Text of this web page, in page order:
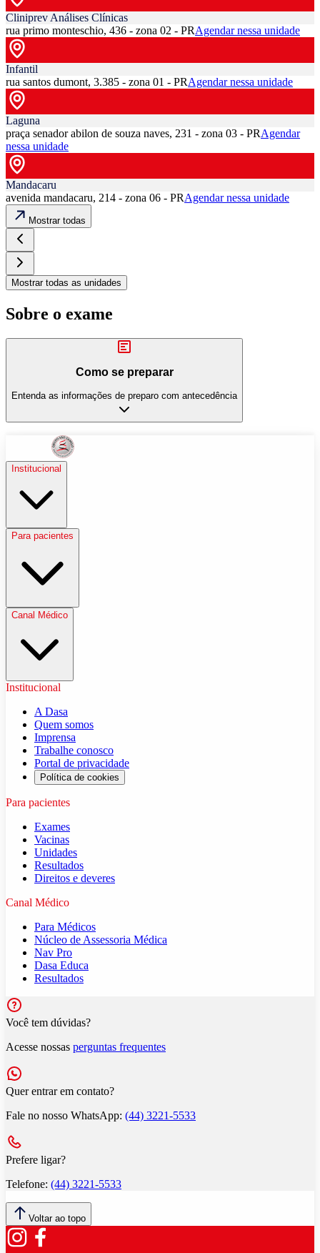
Cliniprev Análises Clínicas
rua primo monteschio, 436 - zona 02 - PRAgendar nessa unidade
Infantil
rua santos dumont, 3.385 - zona 01 - PRAgendar nessa unidade
Laguna
praça senador abilon de souza naves, 231 - zona 03 - PRAgendar
nessa unidade
Mandacaru
avenida mandacaru, 214 - zona 06 - PRAgendar nessa unidade
Mostrar todas
Mostrar todas as unidades
Sobre o exame
Como se preparar
Entenda as informações de preparo com antecedência
Institucional
Para pacientes
Canal Médico
Institucional
A Dasa
Quem somos
Imprensa
Trabalhe conosco
Portal de privacidade
Política de cookies
Para pacientes
Exames
Vacinas
Unidades
Resultados
Direitos e deveres
Canal Médico
Para Médicos
Núcleo de Assessoria Médica
Nav Pro
Dasa Educa
Resultados
Você tem dúvidas?
Acesse nossas perguntas frequentes
Quer entrar em contato?
Fale no nosso WhatsApp: (44) 3221-5533
Prefere ligar?
Telefone: (44) 3221-5533
Voltar ao topo